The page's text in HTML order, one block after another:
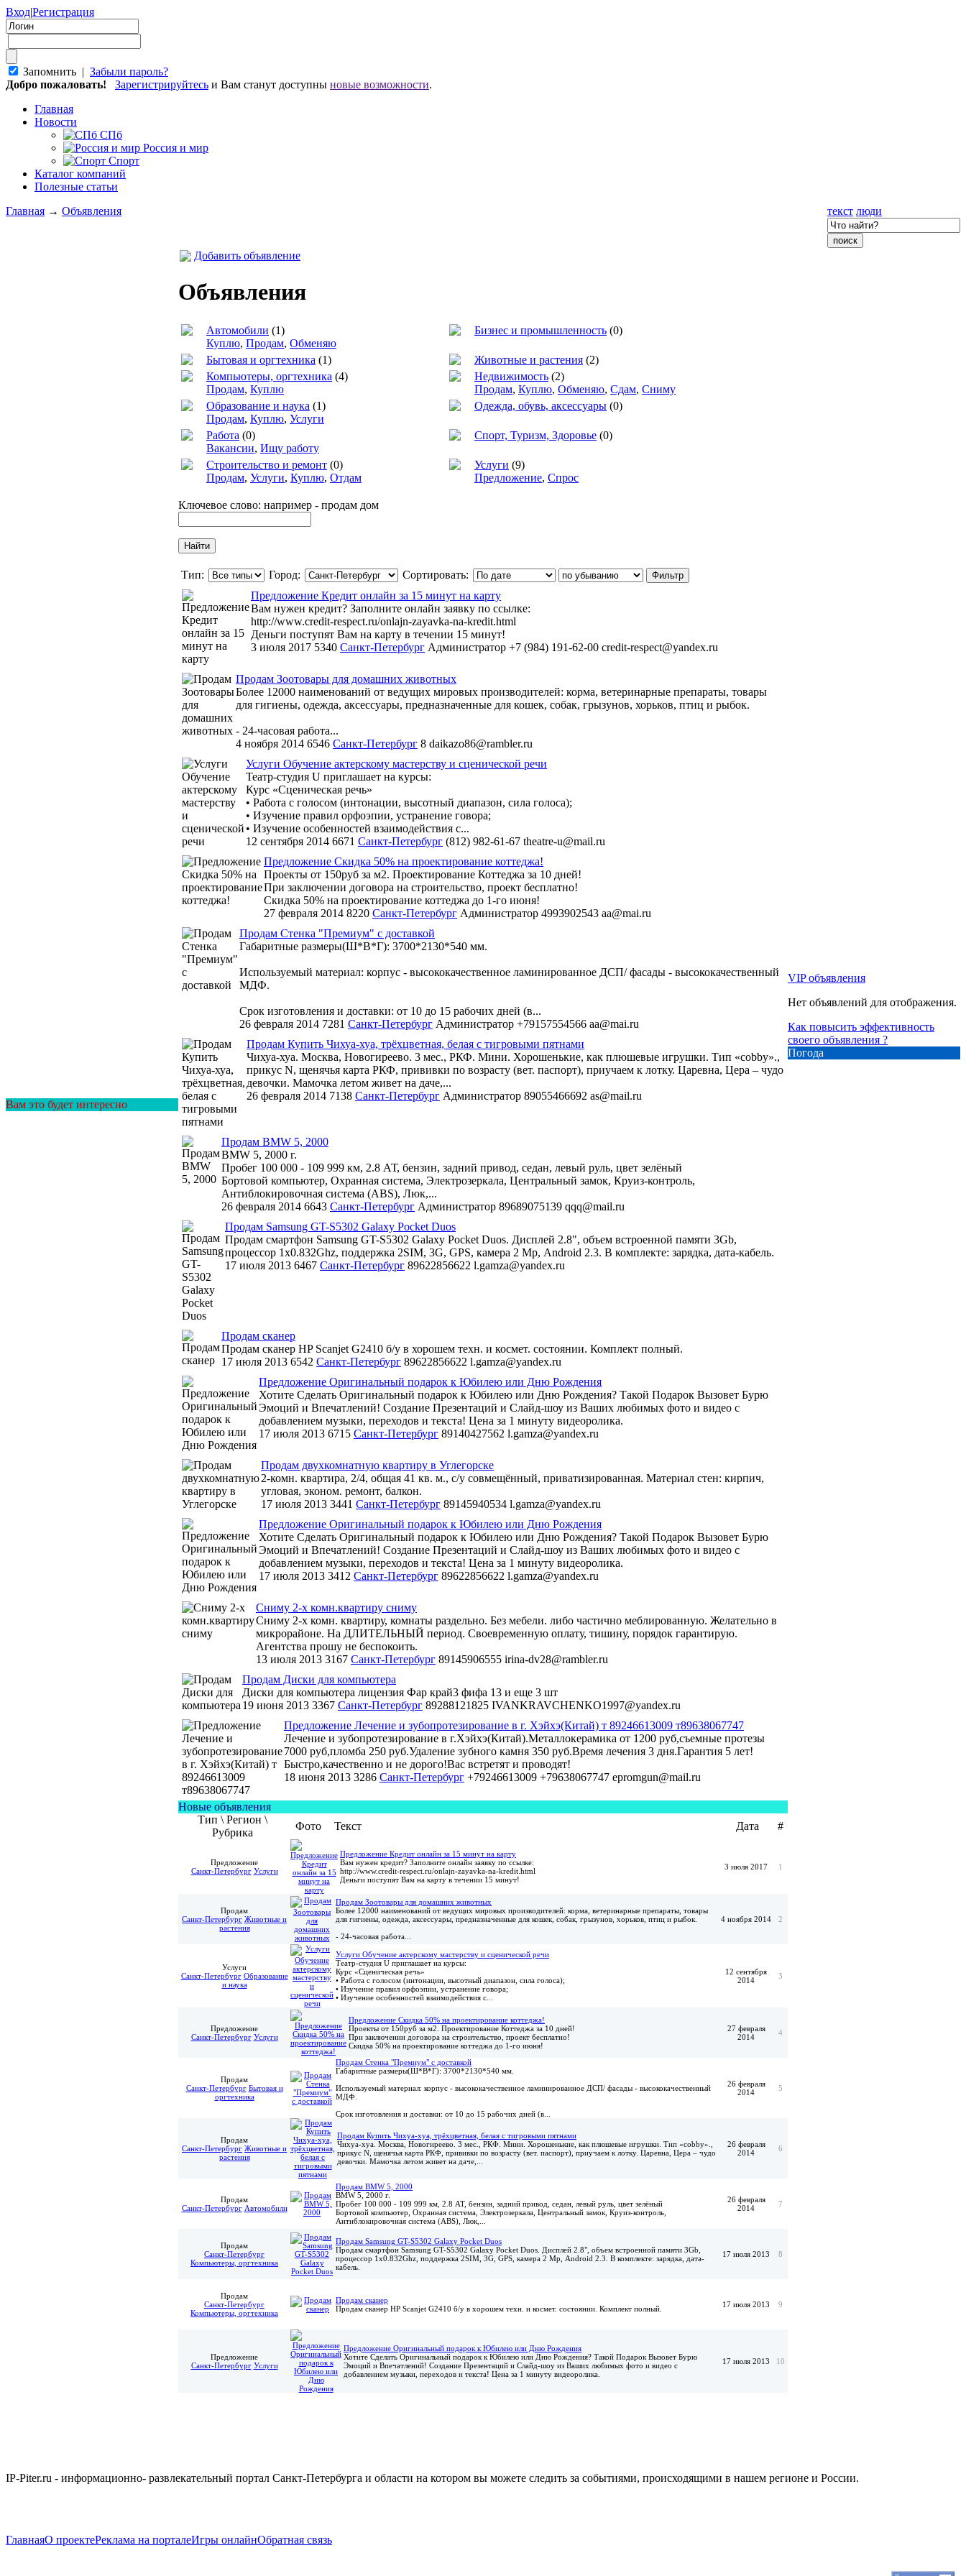
Вход|Регистрация
Запомнить | Забыли пароль?
Добро пожаловать!
Зарегистрируйтесь и Вам станут доступны новые возможности.
Главная
Новости
СПб
Россия и мир
Спорт
Каталог компаний
Полезные статьи
текст люди
Главная → Объявления
Вам это будет интересно
Добавить объявление
Объявления
Автомобили (1)
Куплю, Продам, Обменяю
Бизнес и промышленность (0)
Бытовая и оргтехника (1) Животные и растения (2)
Компьютеры, оргтехника (4)
Продам, Куплю
Недвижимость (2)
Продам, Куплю, Обменяю, Сдам, Сниму
Образование и наука (1)
Продам, Куплю, Услуги
Одежда, обувь, аксессуары (0)
Работа (0)
Вакансии, Ищу работу
Спорт, Туризм, Здоровье (0)
Строительство и ремонт (0)
Продам, Услуги, Куплю, Отдам
Услуги (9)
Предложение, Спрос
Ключевое слово: например - продам дом
Тип: Город:
Сортировать:
Предложение Кредит онлайн за 15 минут на карту
Вам нужен кредит? Заполните онлайн заявку по ссылке:
http://www.credit-respect.ru/onlajn-zayavka-na-kredit.html
Деньги поступят Вам на карту в течении 15 минут!
3 июля 2017 5340 Санкт-Петербург Администратор +7 (984) 191-62-00 credit-respect@yandex.ru
Продам Зоотовары для домашних животных
Более 12000 наименований от ведущих мировых производителей: корма, ветеринарные препараты, товары
для гигиены, одежда, аксессуары, предназначенные для кошек, собак, грызунов, хорьков, птиц и рыбок.
- 24-часовая работа...
4 ноября 2014 6546 Санкт-Петербург 8 daikazo86@rambler.ru
Услуги Обучение актерскому мастерству и сценической речи
Театр-студия U приглашает на курсы:
Курс «Сценическая речь»
• Работа с голосом (интонации, высотный диапазон, сила голоса);
• Изучение правил орфоэпии, устранение говора;
• Изучение особенностей взаимодействия с...
12 сентября 2014 6671 Санкт-Петербург (812) 982-61-67 theatre-u@mail.ru
Предложение Скидка 50% на проектирование коттеджа!
Проекты от 150руб за м2. Проектирование Коттеджа за 10 дней!
При заключении договора на строительство, проект бесплатно!
Скидка 50% на проектирование коттеджа до 1-го июня!
27 февраля 2014 8220 Санкт-Петербург Администратор 4993902543 aa@mai.ru
Продам Стенка "Премиум" с доставкой
Габаритные размеры(Ш*В*Г): 3700*2130*540 мм.
Используемый материал: корпус - высококачественное ламинированное ДСП/ фасады - высококачественный
МДФ.
Срок изготовления и доставки: от 10 до 15 рабочих дней (в...
26 февраля 2014 7281 Санкт-Петербург Администратор +79157554566 aa@mai.ru
Продам Купить Чихуа-хуа, трёхцветная, белая с тигровыми пятнами
Чихуа-хуа. Москва, Новогиреево. 3 мес., РКФ. Мини. Хорошенькие, как плюшевые игрушки. Тип «cobby».,
прикус N, щенячья карта РКФ, прививки по возрасту (вет. паспорт), приучаем к лотку. Царевна, Цера – чудо
девочки. Мамочка летом живет на даче,...
26 февраля 2014 7138 Санкт-Петербург Администратор 89055466692 as@mail.ru
Продам BMW 5, 2000
BMW 5, 2000 г.
Пробег 100 000 - 109 999 км, 2.8 АТ, бензин, задний привод, седан, левый руль, цвет зелёный
Бортовой компьютер, Охранная система, Электрозеркала, Центральный замок, Круиз-контроль,
Антиблокировочная система (ABS), Люк,...
26 февраля 2014 6643 Санкт-Петербург Администратор 89689075139 qqq@mail.ru
Продам Samsung GT-S5302 Galaxy Pocket Duos
Продам смартфон Samsung GT-S5302 Galaxy Pocket Duos. Дисплей 2.8", объем встроенной памяти 3Gb,
процессор 1x0.832Ghz, поддержка 2SIM, 3G, GPS, камера 2 Мр, Android 2.3. В комплекте: зарядка, дата-кабель.
17 июля 2013 6467 Санкт-Петербург 89622856622 l.gamza@yandex.ru
Продам сканер
Продам сканер HP Scanjet G2410 б/у в хорошем техн. и космет. состоянии. Комплект полный.
17 июля 2013 6542 Санкт-Петербург 89622856622 l.gamza@yandex.ru
Предложение Оригинальный подарок к Юбилею или Дню Рождения
Хотите Сделать Оригинальный подарок к Юбилею или Дню Рождения? Такой Подарок Вызовет Бурю
Эмоций и Впечатлений! Создание Презентаций и Слайд-шоу из Ваших любимых фото и видео с
добавлением музыки, переходов и текста! Цена за 1 минуту видеоролика.
17 июля 2013 6715 Санкт-Петербург 89140427562 l.gamza@yandex.ru
Продам двухкомнатную квартиру в Углегорске
2-комн. квартира, 2/4, общая 41 кв. м., с/у совмещённый, приватизированная. Материал стен: кирпич,
угловая, эконом. ремонт, балкон.
17 июля 2013 3441 Санкт-Петербург 89145940534 l.gamza@yandex.ru
Предложение Оригинальный подарок к Юбилею или Дню Рождения
Хотите Сделать Оригинальный подарок к Юбилею или Дню Рождения? Такой Подарок Вызовет Бурю
Эмоций и Впечатлений! Создание Презентаций и Слайд-шоу из Ваших любимых фото и видео с
добавлением музыки, переходов и текста! Цена за 1 минуту видеоролика.
17 июля 2013 3412 Санкт-Петербург 89622856622 l.gamza@yandex.ru
Сниму 2-х комн.квартиру сниму
Сниму 2-х комн. квартиру, комнаты раздельно. Без мебели. либо частично меблированную. Желательно в
микрорайоне. На ДЛИТЕЛЬНЫЙ период. Своевременную оплату, тишину, порядок гарантирую.
Агентства прошу не беспокоить.
13 июля 2013 3167 Санкт-Петербург 89145906555 irina-dv28@rambler.ru
Продам Диски для компьютера
Диски для компьютера лицензия Фар край3 фифа 13 и еще 3 шт
19 июня 2013 3367 Санкт-Петербург 89288121825 IVANKRAVCHENKO1997@yandex.ru
Предложение Лечение и зубопротезирование в г. Хэйхэ(Китай) т 89246613009 т89638067747
Лечение и зубопротезирование в г.Хэйхэ(Китай).Металлокерамика от 1200 руб,съемные протезы
7000 руб,пломба 250 руб.Удаление зубного камня 350 руб.Время лечения 3 дня.Гарантия 5 лет!
Быстро,качественно и не дорого!Вас встретят и проводят!
18 июня 2013 3286 Санкт-Петербург +79246613009 +79638067747 epromgun@mail.ru
Новые объявления
Тип \ Регион \
Рубрика
Фото Текст Дата #
Предложение
Санкт-Петербург Услуги
Предложение Кредит онлайн за 15 минут на карту
Вам нужен кредит? Заполните онлайн заявку по ссылке:
http://www.credit-respect.ru/onlajn-zayavka-na-kredit.html
Деньги поступят Вам на карту в течении 15 минут!
3 июля 2017 1
Продам
Санкт-Петербург Животные и
растения
Продам Зоотовары для домашних животных
Более 12000 наименований от ведущих мировых производителей: корма, ветеринарные препараты, товары
для гигиены, одежда, аксессуары, предназначенные для кошек, собак, грызунов, хорьков, птиц и рыбок.
- 24-часовая работа...
4 ноября 2014 2
Услуги
Санкт-Петербург Образование
и наука
Услуги Обучение актерскому мастерству и сценической речи
Театр-студия U приглашает на курсы:
Курс «Сценическая речь»
• Работа с голосом (интонации, высотный диапазон, сила голоса);
• Изучение правил орфоэпии, устранение говора;
• Изучение особенностей взаимодействия с...
12 сентября
2014
3
Предложение
Санкт-Петербург Услуги
Предложение Скидка 50% на проектирование коттеджа!
Проекты от 150руб за м2. Проектирование Коттеджа за 10 дней!
При заключении договора на строительство, проект бесплатно!
Скидка 50% на проектирование коттеджа до 1-го июня!
27 февраля
2014
4
Продам
Санкт-Петербург Бытовая и
оргтехника
Продам Стенка "Премиум" с доставкой
Габаритные размеры(Ш*В*Г): 3700*2130*540 мм.
Используемый материал: корпус - высококачественное ламинированное ДСП/ фасады - высококачественный
МДФ.
Срок изготовления и доставки: от 10 до 15 рабочих дней (в...
26 февраля
2014
5
Продам
Санкт-Петербург Животные и
растения
Продам Купить Чихуа-хуа, трёхцветная, белая с тигровыми пятнами
Чихуа-хуа. Москва, Новогиреево. 3 мес., РКФ. Мини. Хорошенькие, как плюшевые игрушки. Тип «cobby».,
прикус N, щенячья карта РКФ, прививки по возрасту (вет. паспорт), приучаем к лотку. Царевна, Цера – чудо
девочки. Мамочка летом живет на даче,...
26 февраля
2014
6
Продам
Санкт-Петербург Автомобили
Продам BMW 5, 2000
BMW 5, 2000 г.
Пробег 100 000 - 109 999 км, 2.8 АТ, бензин, задний привод, седан, левый руль, цвет зелёный
Бортовой компьютер, Охранная система, Электрозеркала, Центральный замок, Круиз-контроль,
Антиблокировочная система (ABS), Люк,...
26 февраля
2014
7
Продам
Санкт-Петербург
Компьютеры, оргтехника
Продам Samsung GT-S5302 Galaxy Pocket Duos
Продам смартфон Samsung GT-S5302 Galaxy Pocket Duos. Дисплей 2.8", объем встроенной памяти 3Gb,
процессор 1x0.832Ghz, поддержка 2SIM, 3G, GPS, камера 2 Мр, Android 2.3. В комплекте: зарядка, дата-
кабель.
17 июля 2013 8
Продам
Санкт-Петербург
Компьютеры, оргтехника
Продам сканер
Продам сканер HP Scanjet G2410 б/у в хорошем техн. и космет. состоянии. Комплект полный.
17 июля 2013 9
Предложение
Санкт-Петербург Услуги
Предложение Оригинальный подарок к Юбилею или Дню Рождения
Хотите Сделать Оригинальный подарок к Юбилею или Дню Рождения? Такой Подарок Вызовет Бурю
Эмоций и Впечатлений! Создание Презентаций и Слайд-шоу из Ваших любимых фото и видео с
добавлением музыки, переходов и текста! Цена за 1 минуту видеоролика.
17 июля 2013 10
VIP объявления
Нет объявлений для отображения.
Как повысить эффективность
своего объявления ?
Погода
IP-Piter.ru - информационно- развлекательный портал Санкт-Петербурга и области на котором вы можете следить за событиями, происходящими в нашем регионе и России.
ГлавнаяО проектеРеклама на порталеИгры онлайнОбратная связь